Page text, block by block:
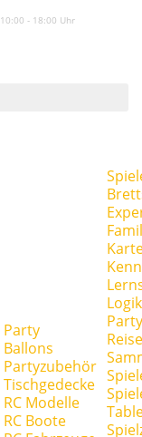
10:00 - 18:00 Uhr
Party
Ballons
Partyzubehör
Tischgedecke
RC Modelle
RC Boote